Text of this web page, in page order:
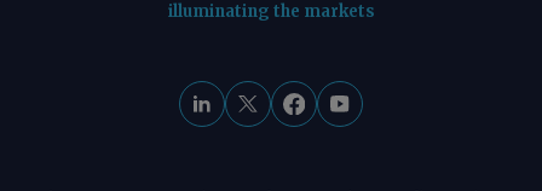
illuminating the markets